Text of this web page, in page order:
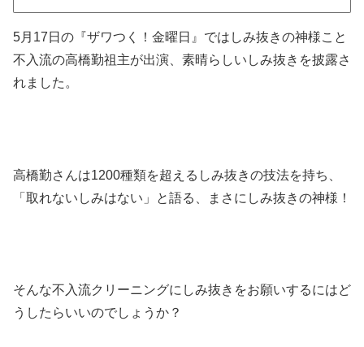
5月17日の『ザワつく！金曜日』ではしみ抜きの神様こと
不入流の高橋勤祖主が出演、素晴らしいしみ抜きを披露さ
れました。
高橋勤さんは1200種類を超えるしみ抜きの技法を持ち、
「取れないしみはない」と語る、まさにしみ抜きの神様！
そんな不入流クリーニングにしみ抜きをお願いするにはど
うしたらいいのでしょうか？